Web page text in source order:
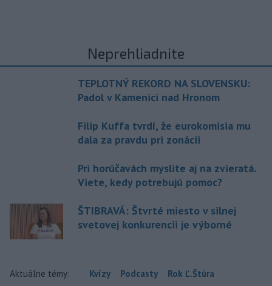
Neprehliadnite
TEPLOTNÝ REKORD NA SLOVENSKU:
Padol v Kamenici nad Hronom
Filip Kuffa tvrdí, že eurokomisia mu
dala za pravdu pri zonácii
Pri horúčavách myslite aj na zvieratá.
Viete, kedy potrebujú pomoc?
ŠTIBRAVÁ: Štvrté miesto v silnej
svetovej konkurencii je výborné
Aktuálne témy: Kvízy Podcasty Rok Ľ.Štúra